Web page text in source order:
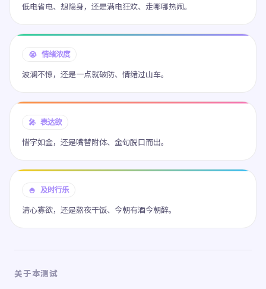
低电省电、想隐身，还是满电狂欢、走哪哪热闹。
😭 情绪浓度
波澜不惊，还是一点就破防、情绪过山车。
🎤 表达欲
惜字如金，还是嘴替附体、金句脱口而出。
🍚 及时行乐
清心寡欲，还是熬夜干饭、今朝有酒今朝醉。
关于本测试